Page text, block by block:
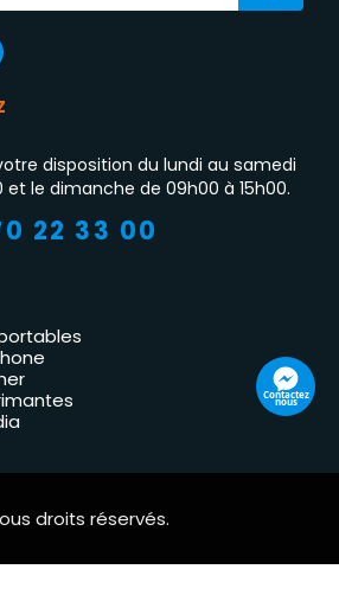
disposition du lundi au samedi
et le dimanche de 09h00 à 15h00.
22 33 00
droits réservés.
Contactez
nous